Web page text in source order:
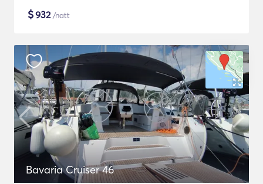
$932/natt
Bavaria Cruiser 46